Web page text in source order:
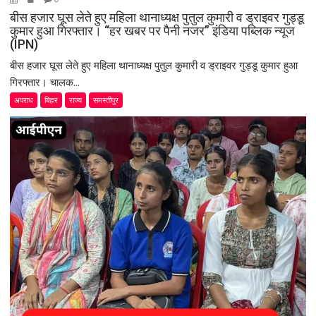
बीस हजार घूस लेते हुए महिला थानाध्यक्ष पुतुल कुमारी व ड्राइवर गुड्डू
कुमार हुआ गिरफ्तार। “हर खबर पर पैनी नजर” इंडिया पब्लिक न्यूज
(IPN)
बीस हजार घूस लेते हुए महिला थानाध्यक्ष पुतुल कुमारी व ड्राइवर गुड्डू कुमार हुआ
गिरफ्तार। चालक...
अपराध बिहार राज्य समस्तीपुर